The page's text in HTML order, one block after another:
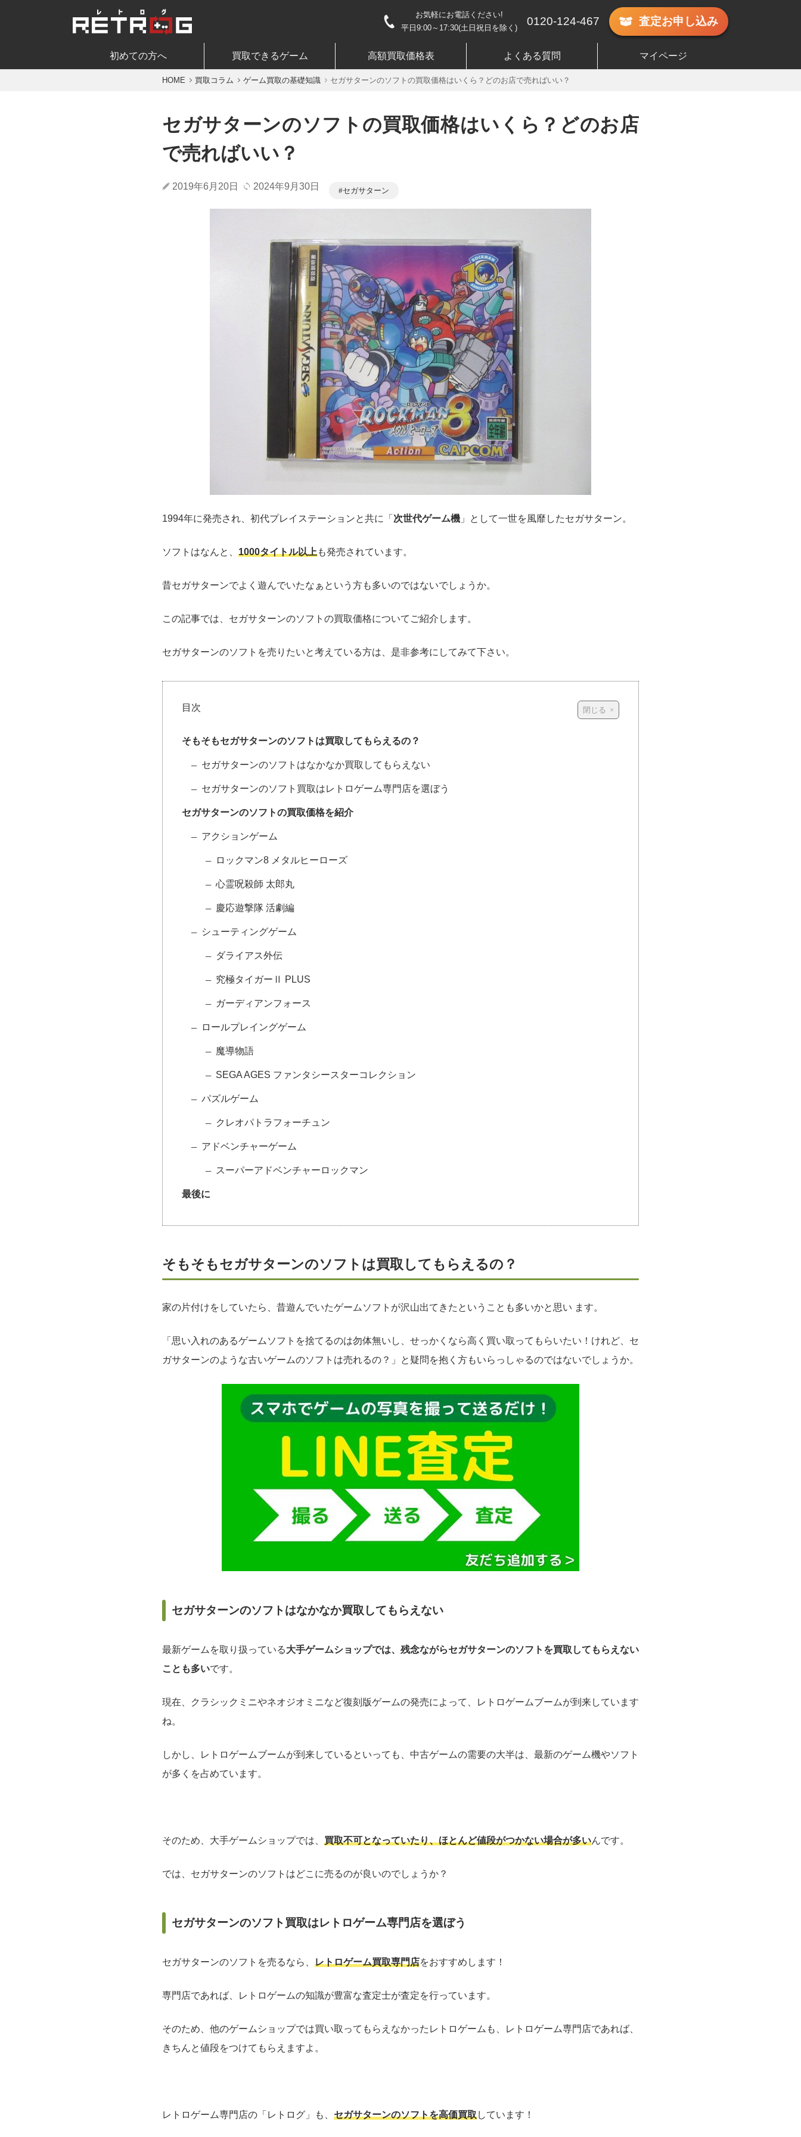
お気軽にお電話ください!
平日9:00～17:30(土日祝日を除く)
0120-124-467 査定お申し込み
初めての方へ 買取できるゲーム 高額買取価格表 よくある質問 マイページ
HOME 買取コラム ゲーム買取の基礎知識 セガサターンのソフトの買取価格はいくら？どのお店で売ればいい？
セガサターンのソフトの買取価格はいくら？どのお店
で売ればいい？
2019年6月20日 2024年9月30日 セガサターン
1994年に発売され、初代プレイステーションと共に「 次世代ゲーム機 」として一世を風靡したセガサターン。
ソフトはなんと、 1000タイトル以上も発売されています。
昔セガサターンでよく遊んでいたなぁという方も多いのではないでしょうか。
この記事では、セガサターンのソフトの買取価格についてご紹介します。
セガサターンのソフトを売りたいと考えている方は、是非参考にしてみて下さい。
目次
そもそもセガサターンのソフトは買取してもらえるの？
セガサターンのソフトはなかなか買取してもらえない
セガサターンのソフト買取はレトロゲーム専門店を選ぼう
セガサターンのソフトの買取価格を紹介
アクションゲーム
ロックマン8 メタルヒーローズ
心霊呪殺師 太郎丸
慶応遊撃隊 活劇編
シューティングゲーム
ダライアス外伝
究極タイガーⅡ PLUS
ガーディアンフォース
ロールプレイングゲーム
魔導物語
SEGA AGES ファンタシースターコレクション
パズルゲーム
クレオパトラフォーチュン
アドベンチャーゲーム
スーパーアドベンチャーロックマン
最後に
そもそもセガサターンのソフトは買取してもらえるの？
家の片付けをしていたら、昔遊んでいたゲームソフトが沢山出てきたということも多いかと思い ます。
「思い入れのあるゲームソフトを捨てるのは勿体無いし、せっかくなら高く買い取ってもらいたい！けれど、セ
ガサターンのような古いゲームのソフトは売れるの？」と疑問を抱く方もいらっしゃるのではないでしょうか。
セガサターンのソフトはなかなか買取してもらえない
最新ゲームを取り扱っている大手ゲームショップでは、残念ながらセガサターンのソフトを買取してもらえない
ことも多いです。
現在、クラシックミニやネオジオミニなど復刻版ゲームの発売によって、レトロゲームブームが到来しています
ね。
しかし、レトロゲームブームが到来しているといっても、中古ゲームの需要の大半は、最新のゲーム機やソフト
が多くを占めています。
そのため、大手ゲームショップでは、 買取不可となっていたり、ほとんど値段がつかない場合が多いんです。
では、セガサターンのソフトはどこに売るのが良いのでしょうか？
セガサターンのソフト買取はレトロゲーム専門店を選ぼう
セガサターンのソフトを売るなら、 レトロゲーム買取専門店をおすすめします！
専門店であれば、レトロゲームの知識が豊富な査定士が査定を行っています。
そのため、他のゲームショップでは買い取ってもらえなかったレトロゲームも、レトロゲーム専門店であれば、
きちんと値段をつけてもらえますよ。
レトロゲーム専門店の「レトログ」も、 セガサターンのソフトを高価買取しています！